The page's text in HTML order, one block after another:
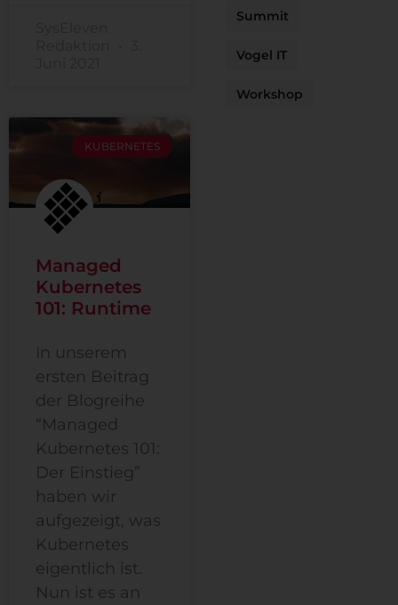
KUBERNETES
Managed
Kubernetes
101: Runtime
In unserem
ersten Beitrag
der Blogreihe
“Managed
Kubernetes 101:
Der Einstieg”
haben wir
aufgezeigt, was
Kubernetes
eigentlich ist.
Nun ist es an
Summit
Vogel IT
Workshop